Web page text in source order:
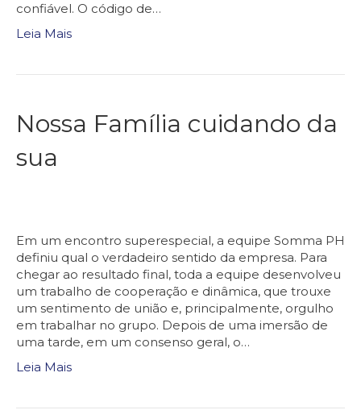
confiável. O código de…
Leia Mais
Nossa Família cuidando da
sua
Em um encontro superespecial, a equipe Somma PH
definiu qual o verdadeiro sentido da empresa. Para
chegar ao resultado final, toda a equipe desenvolveu
um trabalho de cooperação e dinâmica, que trouxe
um sentimento de união e, principalmente, orgulho
em trabalhar no grupo. Depois de uma imersão de
uma tarde, em um consenso geral, o…
Leia Mais